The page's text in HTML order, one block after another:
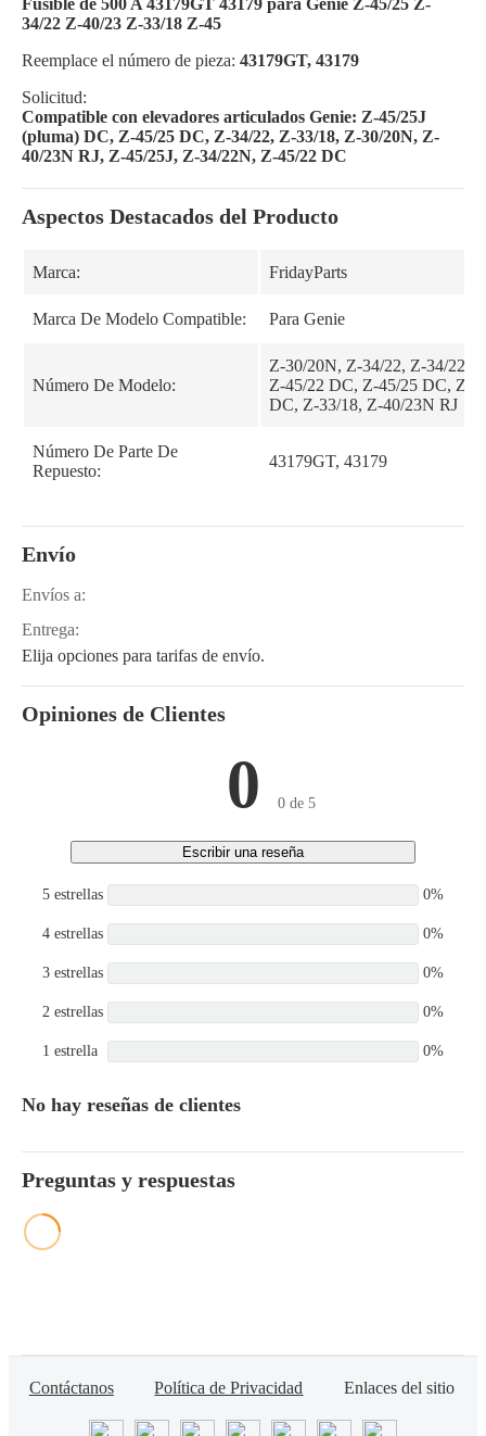
Fusible de 500 A 43179GT 43179 para Genie Z-45/25 Z-
34/22 Z-40/23 Z-33/18 Z-45
Reemplace el número de pieza: 43179GT, 43179
Solicitud:
Compatible con elevadores articulados Genie: Z-45/25J
(pluma) DC, Z-45/25 DC, Z-34/22, Z-33/18, Z-30/20N, Z-
40/23N RJ, Z-45/25J, Z-34/22N, Z-45/22 DC
Aspectos Destacados del Producto
Marca: FridayParts
Marca De Modelo Compatible: Para Genie
Número De Modelo:
Z-30/20N, Z-34/22, Z-34/22N,
Z-45/22 DC, Z-45/25 DC, Z-
DC, Z-33/18, Z-40/23N RJ
Número De Parte De
Repuesto:
43179GT, 43179
Envío
Envíos a:
Entrega:
Elija opciones para tarifas de envío.
Opiniones de Clientes
0 0 de 5
Escribir una reseña
5 estrellas 0%
4 estrellas 0%
3 estrellas 0%
2 estrellas 0%
1 estrella 0%
No hay reseñas de clientes
Preguntas y respuestas
Contáctanos Política de Privacidad Enlaces del sitio